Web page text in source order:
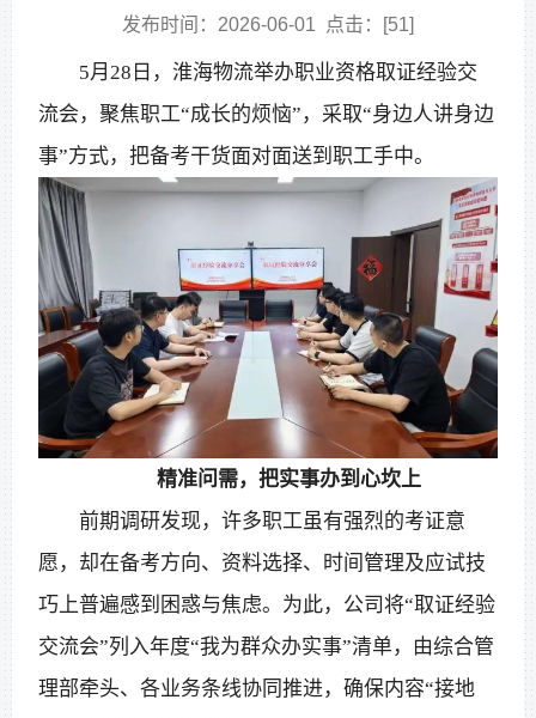
发布时间：2026-06-01 点击：[51]
5月28日，淮海物流举办职业资格取证经验交
流会，聚焦职工“成长的烦恼”，采取“身边人讲身边
事”方式，把备考干货面对面送到职工手中。
精准问需，把实事办到心坎上
前期调研发现，许多职工虽有强烈的考证意
愿，却在备考方向、资料选择、时间管理及应试技
巧上普遍感到困惑与焦虑。为此，公司将“取证经验
交流会”列入年度“我为群众办实事”清单，由综合管
理部牵头、各业务条线协同推进，确保内容“接地